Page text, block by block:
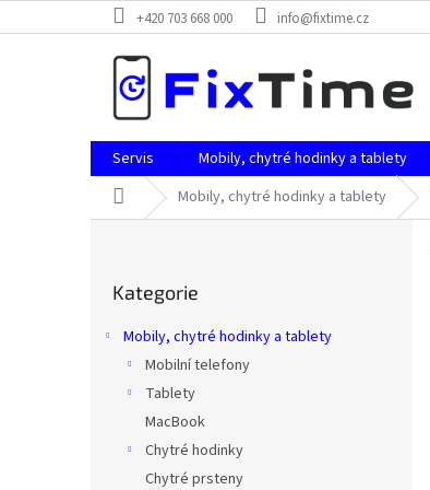
na
+420 703 668 000 info@fixtime.cz
Servis Mobily, chytré hodinky a tablety
Domů Mobily, chytré hodinky a tablety
kategorie
Kategorie
Mobily, chytré hodinky a tablety
Mobilní telefony
Tablety
MacBook
Chytré hodinky
Chytré prsteny